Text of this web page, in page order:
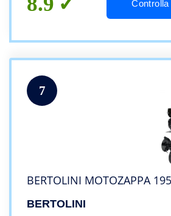
7
BERTOLINI MOTOZAPPA 195
BERTOLINI